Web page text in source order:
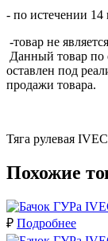
- по истечении 14
-товар не
Данный товар по
оставлен под
продажи товара.
Тяга рулевая
Похожие
₽ Подробнее